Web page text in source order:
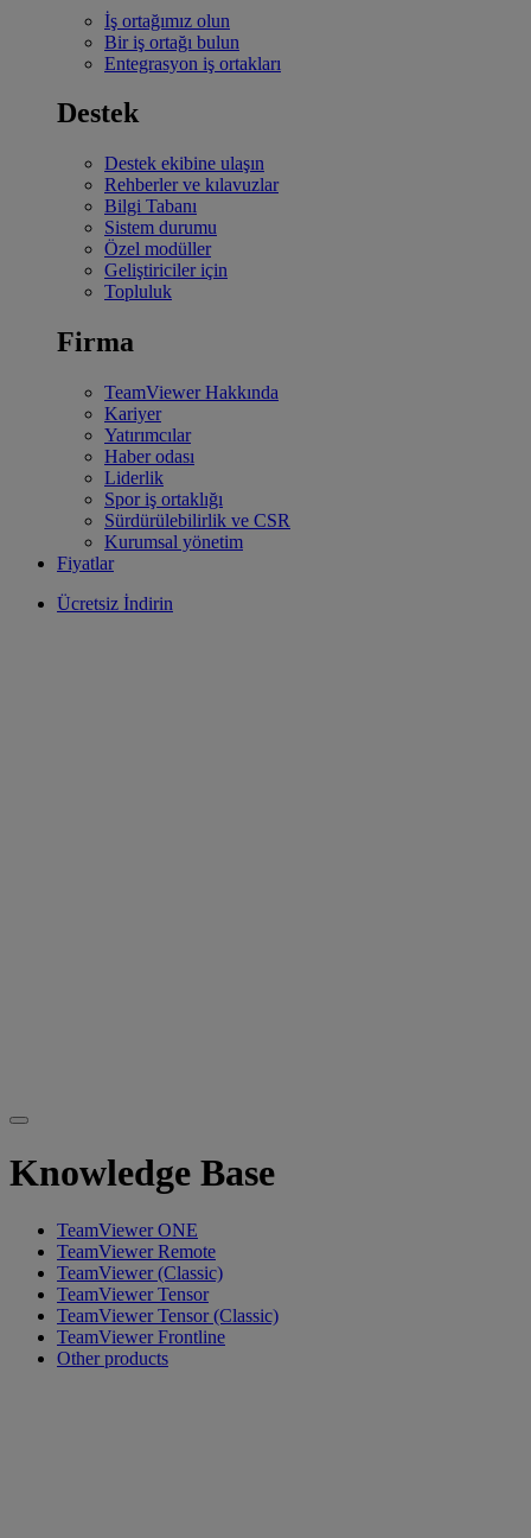
İş ortağımız olun
Bir iş ortağı bulun
Entegrasyon iş ortakları
Destek
Destek ekibine ulaşın
Rehberler ve kılavuzlar
Bilgi Tabanı
Sistem durumu
Özel modüller
Geliştiriciler için
Topluluk
Firma
TeamViewer Hakkında
Kariyer
Yatırımcılar
Haber odası
Liderlik
Spor iş ortaklığı
Sürdürülebilirlik ve CSR
Kurumsal yönetim
Fiyatlar
Ücretsiz İndirin
Knowledge Base
TeamViewer ONE
TeamViewer Remote
TeamViewer (Classic)
TeamViewer Tensor
TeamViewer Tensor (Classic)
TeamViewer Frontline
Other products